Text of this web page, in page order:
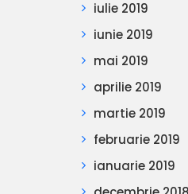
iulie 2019
iunie 2019
mai 2019
aprilie 2019
martie 2019
februarie 2019
ianuarie 2019